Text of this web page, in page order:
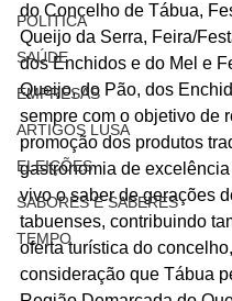
POLITICA
SAÚDE
EMPRESAS
ARTIGOS LUSA
ELEIÇÕES
SABORES E SABERES
TEMPO
do Concelho de Tábua,
Queijo da Serra, Feira/
dos Enchidos e do Mel e
Queijo, do Pão, dos
sempre com o objetivo de
promoção dos produtos
gastronomia de
vivo o saber de gerações
tabuenses, contribuindo
oferta turística do
consideração que Tábua